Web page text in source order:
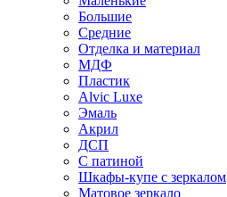
Большие
Средние
Отделка и материал
МДФ
Пластик
Alvic Luxe
Эмаль
Акрил
ДСП
С патиной
Шкафы-купе с зеркалом
Матовое зеркало